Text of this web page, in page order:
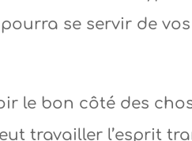
se servir de vos
le bon côté des
travailler l’esprit